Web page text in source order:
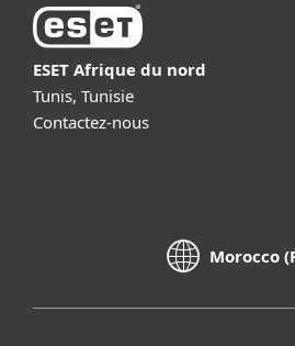
ESET Afrique du nord
Tunis, Tunisie
Contactez-nous
Morocco